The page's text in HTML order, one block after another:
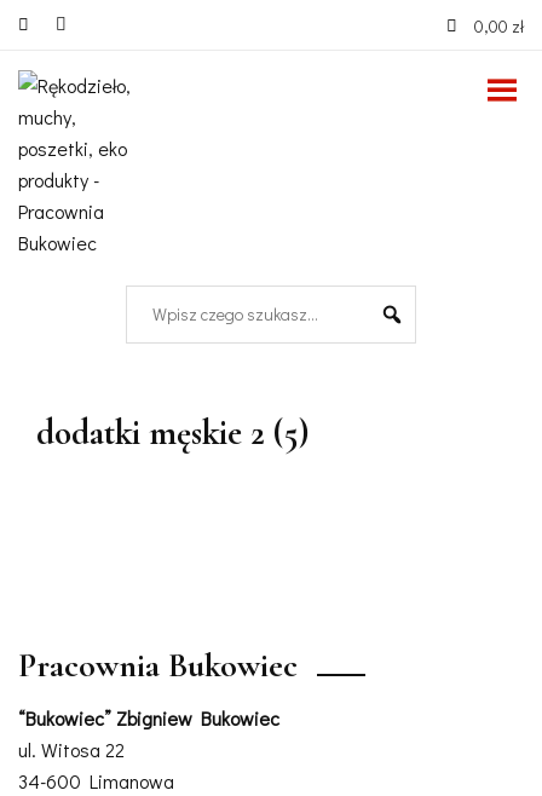
0,00 zł
dodatki męskie 2 (5)
Pracownia Bukowiec
“Bukowiec” Zbigniew Bukowiec
ul. Witosa 22
34-600 Limanowa